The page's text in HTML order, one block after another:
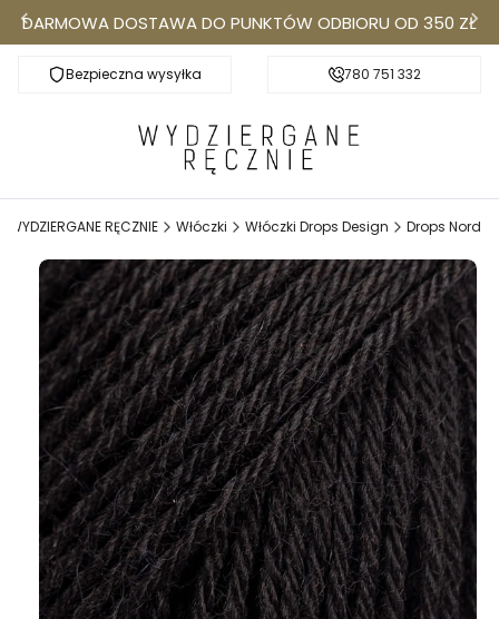
DARMOWA DOSTAWA DO PUNKTÓW ODBIORU OD 350 ZŁ
Bezpieczna wysyłkaDarmowa dostawa do Punktów Odbioru od
780 751 332
WYDZIERGANE RĘCZNIE Włóczki Włóczki Drops Design Drops Nord